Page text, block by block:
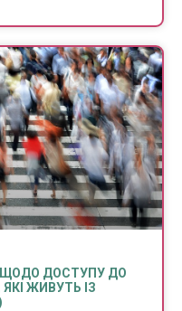
ЩОДО ДОСТУПУ ДО
ЖИВУТЬ ІЗ